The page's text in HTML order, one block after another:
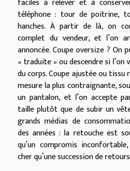
téléphone : tour de poitrine,
hanches. À partir de là, on
complet du vendeur, et l’on
annoncée. Coupe oversize ?
« traduite » ou descendre si l’on
du corps. Coupe ajustée ou tissu
mesure la plus contraignante,
un pantalon, et l’on accepte
taille plutôt que de subir un
grands médias de
des années : la retouche est
qu’un compromis
cher qu’une succession de